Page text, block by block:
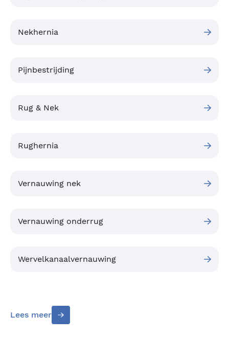
Nekhernia
Pijnbestrijding
Rug & Nek
Rughernia
Vernauwing nek
Vernauwing onderrug
Wervelkanaalvernauwing
Lees meer